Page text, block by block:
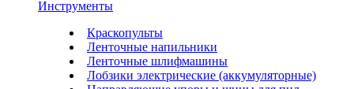
Инструменты
Краскопульты
Ленточные напильники
Ленточные шлифмашины
Лобзики электрические (аккумуляторные)